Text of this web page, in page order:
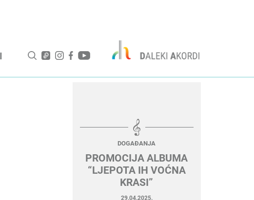
DOGAĐANJA
PROMOCIJA ALBUMA
“LJEPOTA IH VOĆNA
KRASI”
29.04.2025.